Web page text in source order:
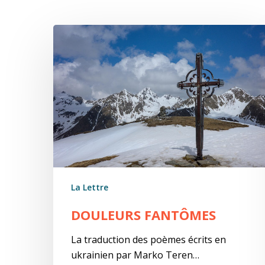
Douleurs
La Lettre
DOULEURS FANTÔMES
La traduction des poèmes écrits en
ukrainien par Marko Teren…